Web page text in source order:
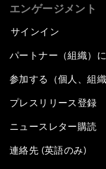
エンゲージメント
サインイン
パートナー（組織）
参加する（個人、組織
プレスリリース登録
ニュースレター購読
連絡先 (英語のみ)